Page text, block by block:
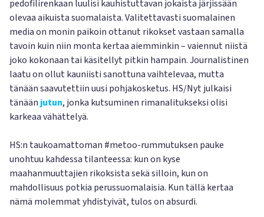
pedofilirenkaan luulisi kauhistuttavan jokaista järjissään
olevaa aikuista suomalaista. Valitettavasti suomalainen
media on monin paikoin ottanut rikokset vastaan samalla
tavoin kuin niin monta kertaa aiemminkin – vaiennut niistä
joko kokonaan tai käsitellyt pitkin hampain. Journalistinen
laatu on ollut kauniisti sanottuna vaihtelevaa, mutta
tänään saavutettiin uusi pohjakosketus. HS/Nyt julkaisi
tänään jutun, jonka kutsuminen rimanalitukseksi olisi
karkeaa vähättelyä.
HS:n taukoamattoman #metoo-rummutuksen pauke
unohtuu kahdessa tilanteessa: kun on kyse
maahanmuuttajien rikoksista sekä silloin, kun on
mahdollisuus potkia perussuomalaisia. Kun tällä kertaa
nämä molemmat yhdistyivät, tulos on absurdi.